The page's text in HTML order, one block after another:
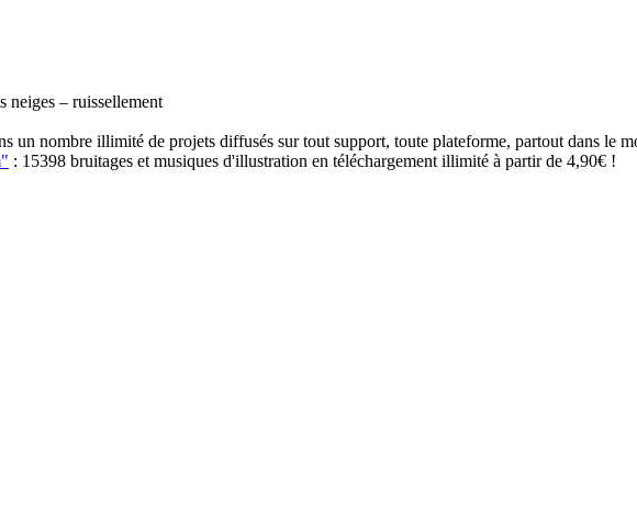
neiges – ruissellement
nombre illimité de projets diffusés sur tout support, toute plateforme, partout dans le
: 15398 bruitages et musiques d'illustration en téléchargement illimité à partir de 4,90€ !